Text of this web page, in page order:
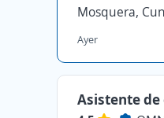
Mosquera,
Ayer
Asistente